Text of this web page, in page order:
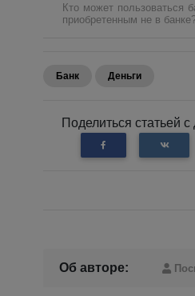
Кто может пользоваться
приобретенным не в
Банк Деньги
Поделиться статьей
Об авторе: